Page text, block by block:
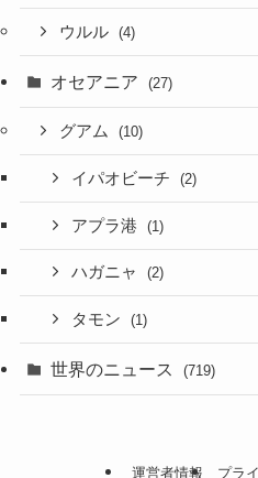
ウルル (4)
オセアニア (27)
グアム (10)
イパオビーチ (2)
アプラ港 (1)
ハガニャ (2)
タモン (1)
世界のニュース (719)
運営者情報 プラ